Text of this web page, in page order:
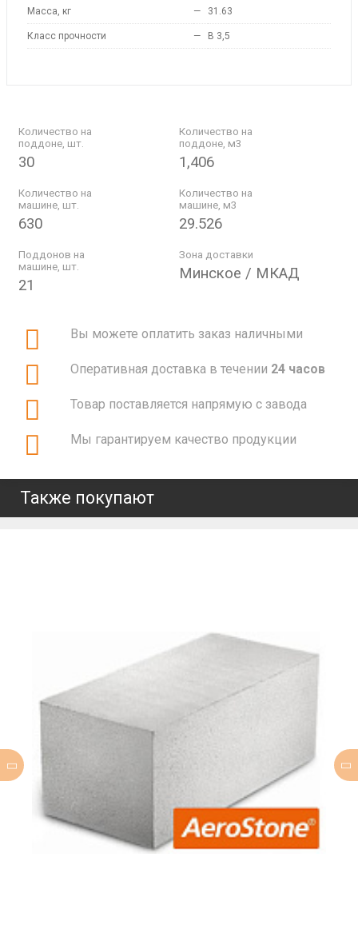
Масса, кг — 31.63
Класс прочности — B 3,5
Количество на
поддоне, шт.
30
Количество на
поддоне, м3
1,406
Количество на
машине, шт.
630
Количество на
машине, м3
29.526
Поддонов на
машине, шт.
21
Зона доставки
Минское / МКАД
Вы можете оплатить заказ наличными
Оперативная доставка в течении 24 часов
Товар поставляется напрямую с завода
Мы гарантируем качество продукции
Также покупают